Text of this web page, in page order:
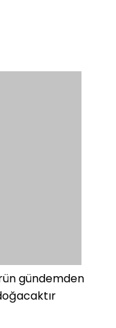
gündemden